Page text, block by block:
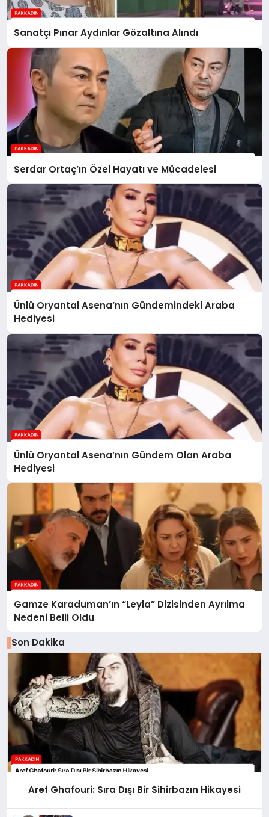
Sanatçı Pınar Aydınlar Gözaltına Alındı
Serdar Ortaç’ın Özel Hayatı ve Mücadelesi
Ünlü Oryantal Asena’nın Gündemindeki Araba
Hediyesi
Ünlü Oryantal Asena’nın Gündem Olan Araba
Hediyesi
Gamze Karaduman’ın “Leyla” Dizisinden Ayrılma
Nedeni Belli Oldu
Son Dakika
Aref Ghafouri: Sıra Dışı Bir Sihirbazın Hikayesi